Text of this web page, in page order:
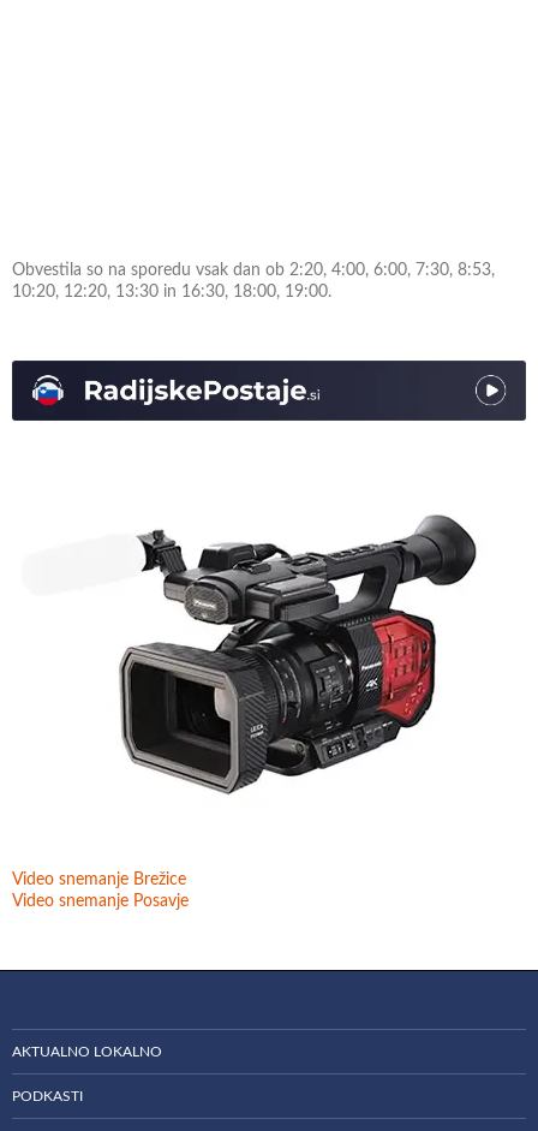
Obvestila so na sporedu vsak dan ob 2:20, 4:00, 6:00, 7:30, 8:53,
10:20, 12:20, 13:30 in 16:30, 18:00, 19:00.
Video snemanje Brežice
Video snemanje Posavje
AKTUALNO LOKALNO
PODKASTI